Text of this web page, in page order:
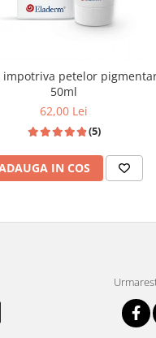
impotriva petelor
50ml
62,00 Lei
(5)
IN COS